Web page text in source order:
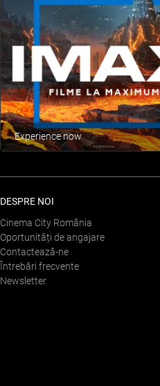
Experience now
DESPRE NOI
Cinema City România
Oportunități de angajare
Contactează-ne
Întrebări frecvente
Newsletter